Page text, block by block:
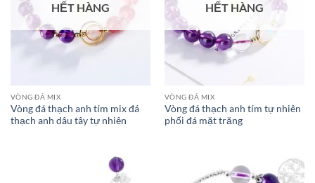
HẾT HÀNG
VÒNG ĐÁ MIX
Vòng đá thạch anh tím mix đá
thạch anh dâu tây tự nhiên
HẾT HÀNG
VÒNG ĐÁ MIX
Vòng đá thạch anh tím tự nhiên
phối đá mặt trăng